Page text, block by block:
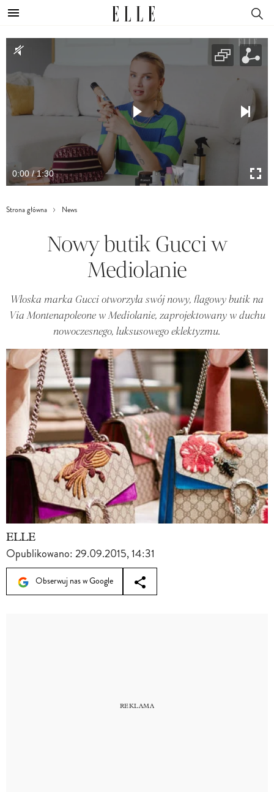
0:00 / 1:30
Strona główna News
Nowy butik Gucci w
Mediolanie
Włoska marka Gucci otworzyła swój nowy, flagowy butik na
Via Montenapoleone w Mediolanie, zaprojektowany w duchu
nowoczesnego, luksusowego eklektyzmu.
ELLE
Opublikowano:29.09.2015, 14:31
Obserwuj nas w Google